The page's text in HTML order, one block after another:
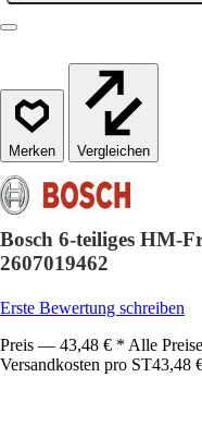
Vergleichen
Bosch 6-teiliges HM-
2607019462
Erste Bewertung schreiben
Preis — 43,48 € * Alle
Versandkosten pro ST43,48